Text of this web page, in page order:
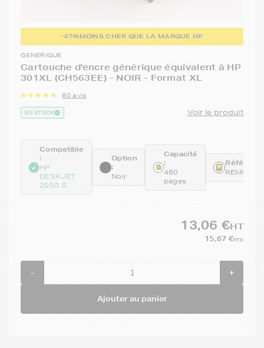
-67%MOINS CHER QUE LA MARQUE HP
GENERIQUE
Cartouche d'encre générique équivalent à HP
301XL (CH563EE) - NOIR - Format XL
80 avis
EN STOCK Voir le produit
Compatible
:
HP
DESKJET
2050 S
Option
:
Noir
Capacité
:
480
pages
13,06 €HT
15,67 €TTC
- +
Ajouter au panier